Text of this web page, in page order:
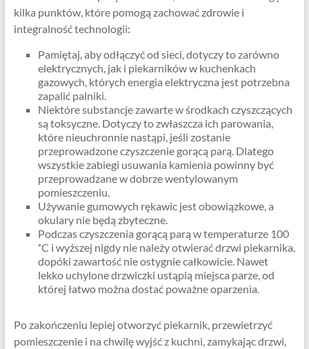
kilka punktów, które pomogą zachować zdrowie i
integralność technologii:
Pamiętaj, aby odłączyć od sieci, dotyczy to zarówno
elektrycznych, jak i piekarników w kuchenkach
gazowych, których energia elektryczna jest potrzebna
zapalić palniki.
Niektóre substancje zawarte w środkach czyszczących
są toksyczne. Dotyczy to zwłaszcza ich parowania,
które nieuchronnie nastąpi, jeśli zostanie
przeprowadzone czyszczenie gorącą parą. Dlatego
wszystkie zabiegi usuwania kamienia powinny być
przeprowadzane w dobrze wentylowanym
pomieszczeniu.
Używanie gumowych rękawic jest obowiązkowe, a
okulary nie będą zbyteczne.
Podczas czyszczenia gorącą parą w temperaturze 100
˚C i wyższej nigdy nie należy otwierać drzwi piekarnika,
dopóki zawartość nie ostygnie całkowicie. Nawet
lekko uchylone drzwiczki ustąpią miejsca parze, od
której łatwo można dostać poważne oparzenia.
Po zakończeniu lepiej otworzyć piekarnik, przewietrzyć
pomieszczenie i na chwilę wyjść z kuchni, zamykając drzwi,